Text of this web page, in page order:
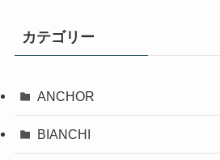
カテゴリー
ANCHOR
BIANCHI